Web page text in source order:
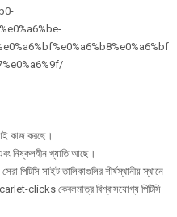
কাজ করছে।
নিষ্কলহীন খ্যাতি আছে।
পিটিসি সাইট তালিকাগুলির শীর্ষস্থানীয় স্থানে
clicks কেবলমাত্র বিশ্বাসযোগ্য পিটিসি